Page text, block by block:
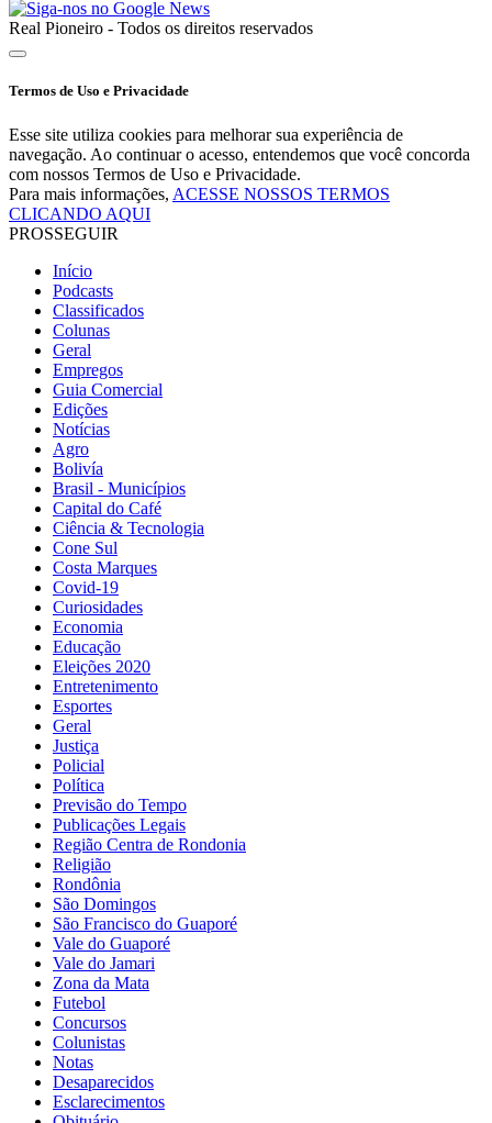
Real Pioneiro - Todos os direitos reservados
Termos de Uso e Privacidade
Esse site utiliza cookies para melhorar sua experiência de
navegação. Ao continuar o acesso, entendemos que você concorda
com nossos Termos de Uso e Privacidade.
Para mais informações, ACESSE NOSSOS TERMOS
CLICANDO AQUI
PROSSEGUIR
Início
Podcasts
Classificados
Colunas
Geral
Empregos
Guia Comercial
Edições
Notícias
Agro
Bolivía
Brasil - Municípios
Capital do Café
Ciência & Tecnologia
Cone Sul
Costa Marques
Covid-19
Curiosidades
Economia
Educação
Eleições 2020
Entretenimento
Esportes
Geral
Justiça
Policial
Política
Previsão do Tempo
Publicações Legais
Região Centra de Rondonia
Religião
Rondônia
São Domingos
São Francisco do Guaporé
Vale do Guaporé
Vale do Jamari
Zona da Mata
Futebol
Concursos
Colunistas
Notas
Desaparecidos
Esclarecimentos